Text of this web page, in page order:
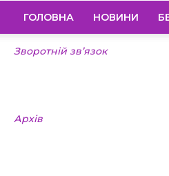
ГОЛОВНА НОВИНИ
Зворотній зв’язок
Архів